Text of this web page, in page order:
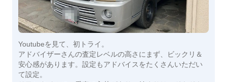
Youtubeを見て、初トライ。
アドバイザーさんの査定レベルの高さにまず、ビックリ＆
安心感があります。設定もアドバイスをたくさんいただい
て設定。